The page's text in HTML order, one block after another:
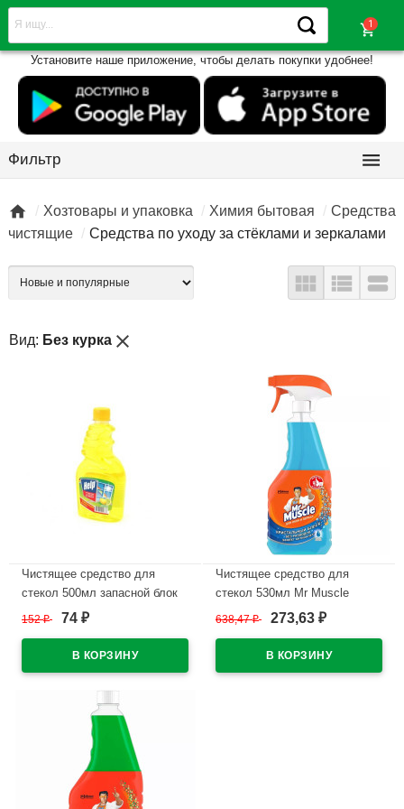
shopping_cart
Установите наше приложение, чтобы делать покупки удобнее!
Фильтр 
 Хозтовары и упаковка Химия бытовая
Средства
чистящие
Средства по уходу за стёклами и зеркалами
  
Вид: Без курка close
Чистящее средство для
стекол 500мл запасной блок
Help Лимон
152₽ 74 ₽
Чистящее средство для
стекол 530мл Mr Muscle
запасной блок После дождя
638,47₽ 273,63 ₽